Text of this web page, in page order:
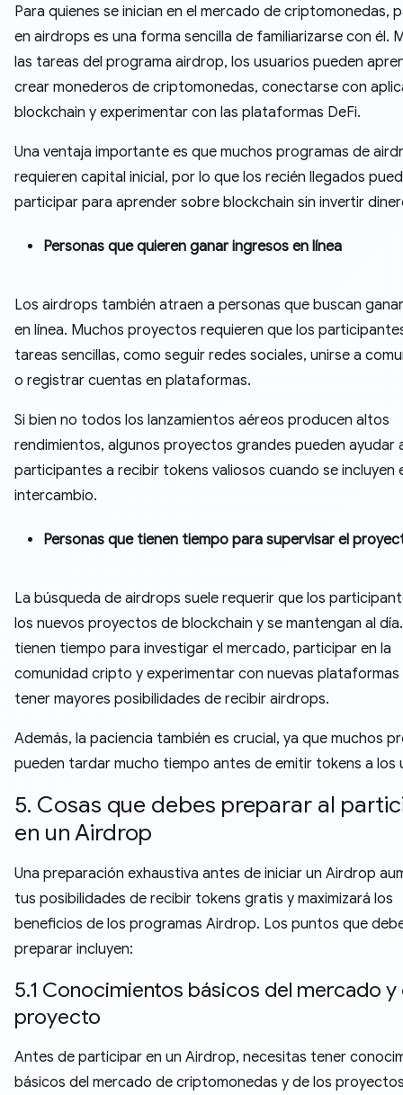
Para quienes se inician en el mercado de criptomonedas,
en airdrops es una forma sencilla de familiarizarse con él.
las tareas del programa airdrop, los usuarios pueden
crear monederos de criptomonedas, conectarse con
blockchain y experimentar con las plataformas DeFi.
Una ventaja importante es que muchos programas de
requieren capital inicial, por lo que los recién llegados
participar para aprender sobre blockchain sin invertir
Personas que quieren ganar ingresos en línea
Los airdrops también atraen a personas que buscan
en línea. Muchos proyectos requieren que los
tareas sencillas, como seguir redes sociales, unirse a
o registrar cuentas en plataformas.
Si bien no todos los lanzamientos aéreos producen altos
rendimientos, algunos proyectos grandes pueden ayudar
participantes a recibir tokens valiosos cuando se incluyen
intercambio.
Personas que tienen tiempo para supervisar el
La búsqueda de airdrops suele requerir que los
los nuevos proyectos de blockchain y se mantengan al
tienen tiempo para investigar el mercado, participar en la
comunidad cripto y experimentar con nuevas plataformas
tener mayores posibilidades de recibir airdrops.
Además, la paciencia también es crucial, ya que muchos
pueden tardar mucho tiempo antes de emitir tokens a los
5. Cosas que debes preparar al
en un Airdrop
Una preparación exhaustiva antes de iniciar un Airdrop
tus posibilidades de recibir tokens gratis y maximizará los
beneficios de los programas Airdrop. Los puntos que
preparar incluyen:
5.1 Conocimientos básicos del mercado y
proyecto
Antes de participar en un Airdrop, necesitas tener
básicos del mercado de criptomonedas y de los